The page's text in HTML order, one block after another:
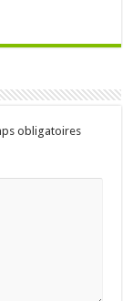
obligatoires